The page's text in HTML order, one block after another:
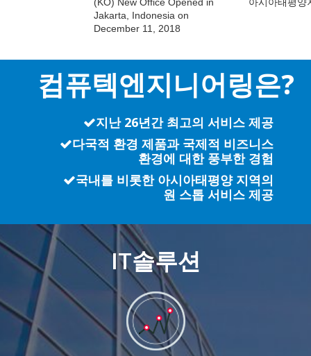
Jakarta, Indonesia on
December 11, 2018
컴퓨텍엔지니어링은?
지난 26년간 최고의 서비스 제공
다국적 환경 제품과 국제적 비즈니스
환경에 대한 풍부한 경험
국내를 비롯한 아시아태평양 지역의
원 스톱 서비스 제공
IT솔루션